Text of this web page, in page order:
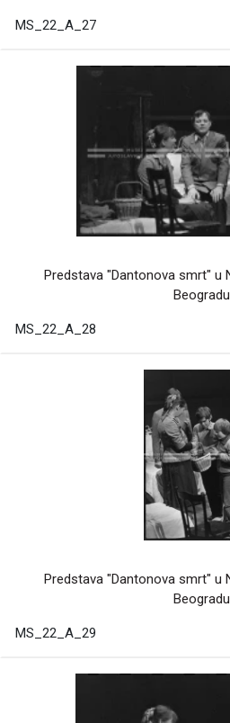
MS_22_A_27
Predstava "Dantonova smrt" u
Beogradu
MS_22_A_28
Predstava "Dantonova smrt" u
Beogradu
MS_22_A_29